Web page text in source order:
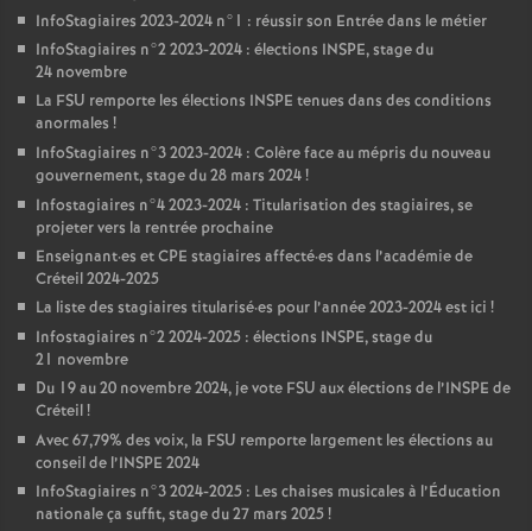
InfoStagiaires 2023-2024 n°1 : réussir son Entrée dans le métier
InfoStagiaires n°2 2023-2024 : élections INSPE, stage du
24 novembre
La FSU remporte les élections INSPE tenues dans des conditions
anormales !
InfoStagiaires n°3 2023-2024 : Colère face au mépris du nouveau
gouvernement, stage du 28 mars 2024!
Infostagiaires n°4 2023-2024 : Titularisation des stagiaires, se
projeter vers la rentrée prochaine
Enseignant·es etCPE stagiaires affecté·es dans l’académie de
Créteil 2024-2025
La liste des stagiaires titularisé·es pour l’année 2023-2024 est ici !
Infostagiaires n°2 2024-2025 : élections INSPE, stage du
21 novembre
Du 19 au 20 novembre 2024, je vote FSU aux élections de l’INSPE de
Créteil!
Avec 67,79% des voix, la FSU remporte largement les élections au
conseil de l’INSPE 2024
InfoStagiaires n°3 2024-2025 : Les chaises musicales à l’Éducation
nationale ça suffit, stage du 27 mars 2025!